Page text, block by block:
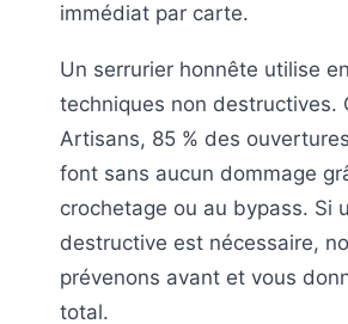
immédiat par carte.
Un serrurier honnête utilise
techniques non destructives.
Artisans, 85 % des
font sans aucun dommage
crochetage ou au bypass. Si
destructive est nécessaire,
prévenons avant et vous
total.